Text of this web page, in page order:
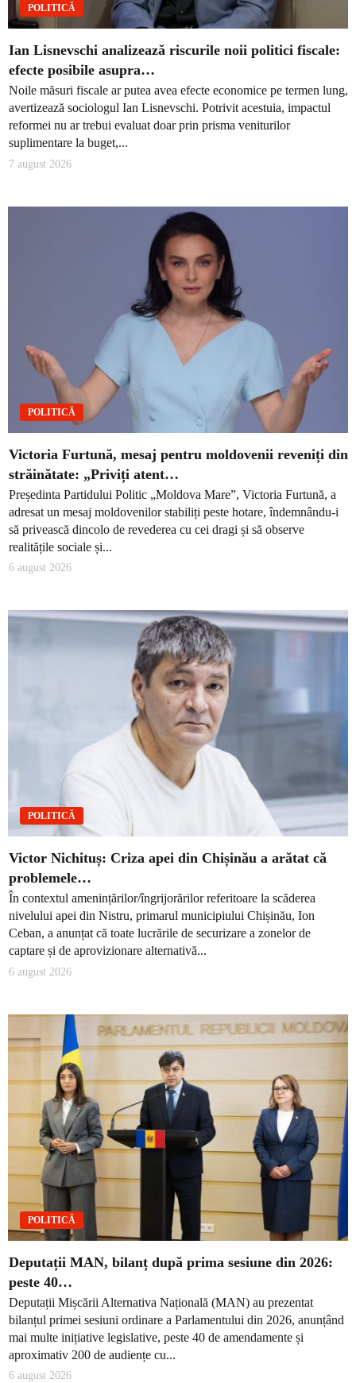
POLITICĂ
Ian Lisnevschi analizează riscurile noii politici fiscale:
efecte posibile asupra…
Noile măsuri fiscale ar putea avea efecte economice pe termen lung,
avertizează sociologul Ian Lisnevschi. Potrivit acestuia, impactul
reformei nu ar trebui evaluat doar prin prisma veniturilor
suplimentare la buget,...
7 august 2026
POLITICĂ
Victoria Furtună, mesaj pentru moldovenii reveniți din
străinătate: „Priviți atent…
Președinta Partidului Politic „Moldova Mare”, Victoria Furtună, a
adresat un mesaj moldovenilor stabiliți peste hotare, îndemnându-i
să privească dincolo de revederea cu cei dragi și să observe
realitățile sociale și...
6 august 2026
POLITICĂ
Victor Nichituș: Criza apei din Chișinău a arătat că
problemele…
În contextul amenințărilor/îngrijorărilor referitoare la scăderea
nivelului apei din Nistru, primarul municipiului Chișinău, Ion
Ceban, a anunțat că toate lucrările de securizare a zonelor de
captare și de aprovizionare alternativă...
6 august 2026
POLITICĂ
Deputații MAN, bilanț după prima sesiune din 2026:
peste 40…
Deputații Mișcării Alternativa Națională (MAN) au prezentat
bilanțul primei sesiuni ordinare a Parlamentului din 2026, anunțând
mai multe inițiative legislative, peste 40 de amendamente și
aproximativ 200 de audiențe cu...
6 august 2026